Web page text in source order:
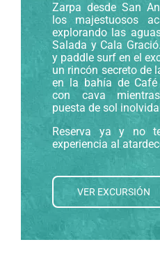
Zarpa desde San
los majestuosos
explorando las
Salada y Cala
y paddle surf en el
un rincón secreto de
en la bahía de
con cava
puesta de sol
Reserva ya y no
experiencia al
VER EXCURSIÓN